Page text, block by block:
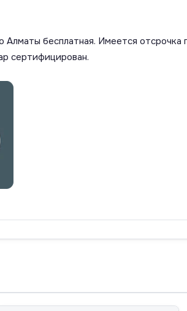
бесплатная. Имеется
сертифицирован.